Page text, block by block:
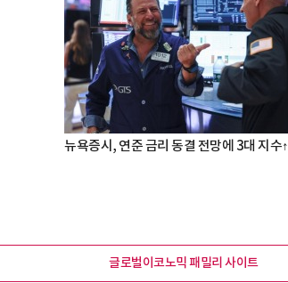
뉴욕증시, 연준 금리 동결 전망에 3대 지수↑
글로벌이코노믹 패밀리 사이트